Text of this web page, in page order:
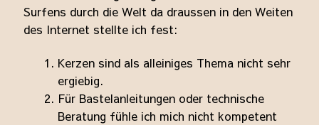
Allgemeine Geschäftsbedingungen
Surfens durch die Welt da draussen in den Weiten
des Internet stellte ich fest:
Kerzen sind als alleiniges Thema nicht sehr
ergiebig.
Für Bastelanleitungen oder technische
Beratung fühle ich mich nicht kompetent